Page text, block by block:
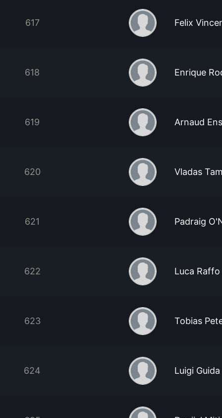
617 Felix
618 Enrique
619 Arnaud
620 Vladas
621 Padraig
622 Luca Raffo
623 Tobias
624 Luigi Guida